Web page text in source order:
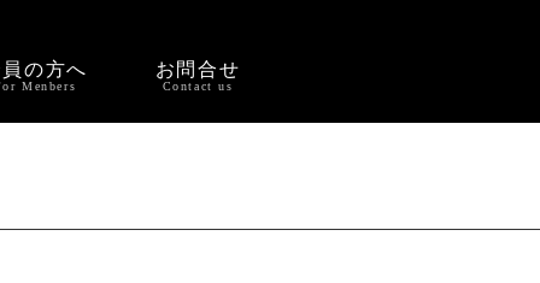
の方へ
Menbers
お問合せ
Contact us